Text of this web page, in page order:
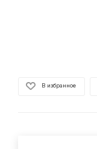
В избранное